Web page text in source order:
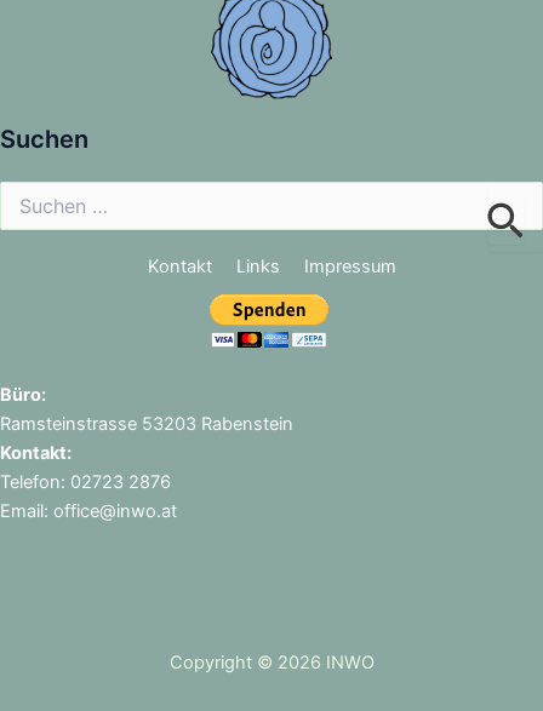
Suchen
nach:
Kontakt Links Impressum
Büro:
Ramsteinstrasse 53203 Rabenstein
Kontakt:
Telefon: 02723 2876
Email: office@inwo.at
Copyright © 2026 INWO